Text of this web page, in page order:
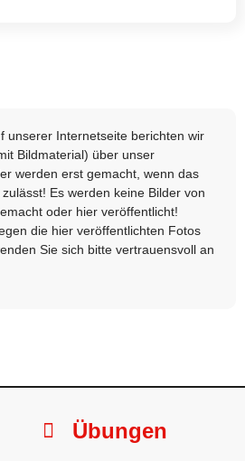
unserer Internetseite berichten wir
Bildmaterial) über unser
werden erst gemacht, wenn das
Es werden keine Bilder von
oder hier veröffentlicht!
die hier veröffentlichten Fotos
Sie sich bitte vertrauensvoll an
Übungen